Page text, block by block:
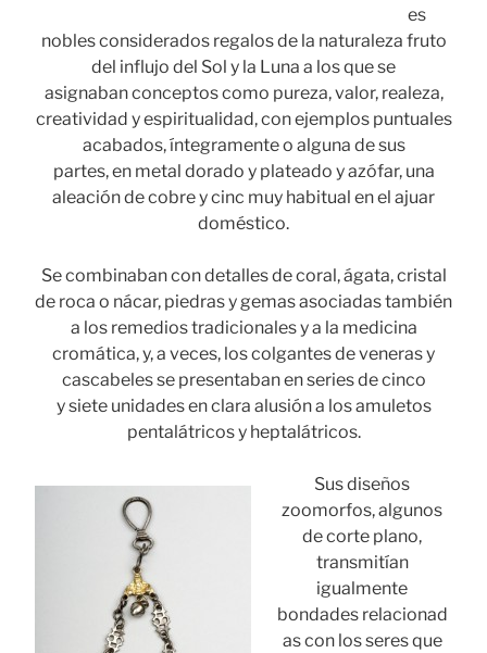
es
nobles considerados regalos de la naturaleza fruto
del influjo del Sol y la Luna a los que se
asignaban conceptos como pureza, valor, realeza,
creatividad y espiritualidad, con ejemplos puntuales
acabados, íntegramente o alguna de sus
partes, en metal dorado y plateado y azófar, una
aleación de cobre y cinc muy habitual en el ajuar
doméstico.
Se combinaban con detalles de coral, ágata, cristal
de roca o nácar, piedras y gemas asociadas también
a los remedios tradicionales y a la medicina
cromática, y, a veces, los colgantes de veneras y
cascabeles se presentaban en series de cinco
y siete unidades en clara alusión a los amuletos
pentalátricos y heptalátricos.
Sus diseños
zoomorfos, algunos
de corte plano,
transmitían
igualmente
bondades relacionad
as con los seres que